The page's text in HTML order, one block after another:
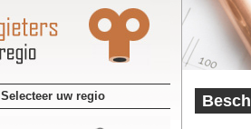
Selecteer uw regio